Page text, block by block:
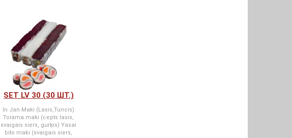
maki (Kūpināts lasis, Masago
ikri, Svaigais siers, Gurķis)
Kinki maki (Lasis, Krabju
nūjiņa, Svaigais siers,
Avokado) Philadelphia
sesame maki (Lasis, Svaigais
siers, Sezama sēkliņas,
Avokado, Gurķis)
SET LV 30 (30 ШТ.)
In Jan Maki (Lasis,Tuncis)
Toiama maki (cepts lasis,
svaigais siers, gurķis) Yasai
bito maki (svaigais siers,